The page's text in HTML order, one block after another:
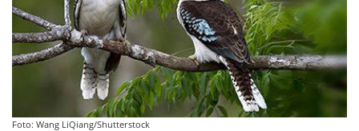
Foto: Wang LiQiang/Shutterstock